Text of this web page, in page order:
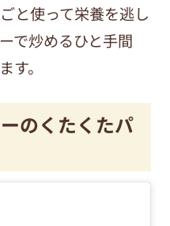
と使って栄養を逃し
で炒めるひと手間
す。
のくたくたパ